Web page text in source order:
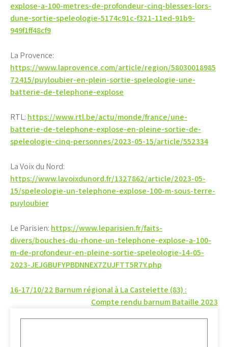
explose-a-100-metres-de-profondeur-cinq-blesses-lors-
dune-sortie-speleologie-5174c91c-f321-11ed-91b9-
949f1ff48cf9
La Provence:
https://www.laprovence.com/article/region/58030018985
72415/puyloubier-en-plein-sortie-speleologie-une-
batterie-de-telephone-explose
RTL: https://www.rtl.be/actu/monde/france/une-
batterie-de-telephone-explose-en-pleine-sortie-de-
speleologie-cinq-personnes/2023-05-15/article/552334
La Voix du Nord:
https://www.lavoixdunord.fr/1327862/article/2023-05-
15/speleologie-un-telephone-explose-100-m-sous-terre-
puyloubier
Le Parisien: https://www.leparisien.fr/faits-
divers/bouches-du-rhone-un-telephone-explose-a-100-
m-de-profondeur-en-pleine-sortie-speleologie-14-05-
2023-JEJGBUFYPBDNNEX7ZUJFTT5R7Y.php
Post
16-17/10/22 Barnum régional à La Castelette (83) :
Compte rendu barnum Bataille 2023